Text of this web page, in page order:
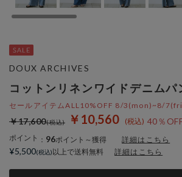
コットンリネンワイドデニムパ
セールアイテムALL10%OFF 8/3(mon)~8/
￥10,560 40％
￥17,600
ポイント ： 96ポイント～獲得 詳細はこちら
DOUX ARCHIVES
¥5,500 以上で送料無料 詳細はこちら